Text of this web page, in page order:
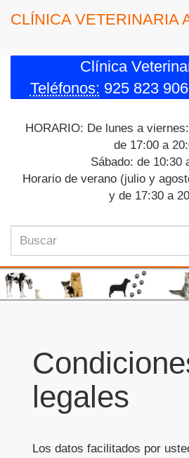
CLÍNICA VETERINARIA
Clínica
Teléfonos: 925 823
HORARIO: De lunes a
de 17:00 a
Sábado: de 10:30
Horario de verano (julio y
y de 17:30 a
legales
Los datos facilitados por